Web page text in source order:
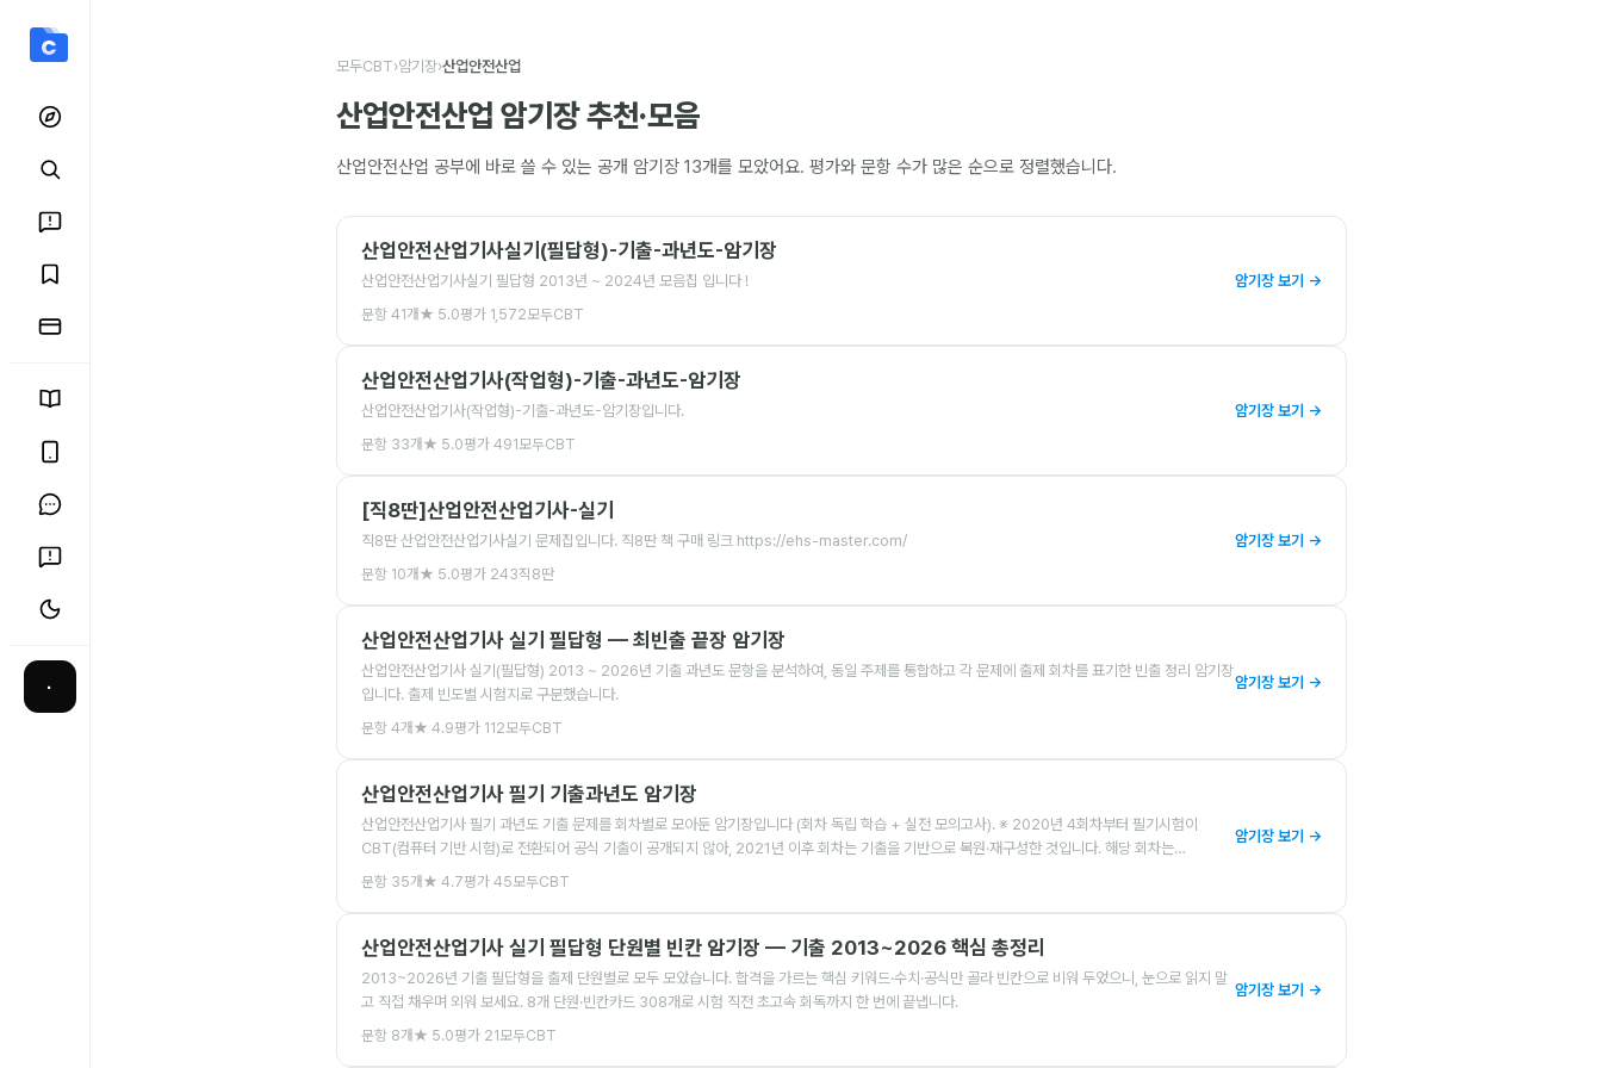
·
산업안전산업 암기장 모음
모두CBT›암기장›산업안전산업
산업안전산업 암기장 추천·모음
산업안전산업 공부에 바로 쓸 수 있는 공개 암기장 13개를 모았어요. 평가와 문항 수가 많은 순으로 정렬했습니다.
산업안전산업기사실기(필답형)-기출-과년도-암기장
산업안전산업기사실기 필답형 2013년 ~ 2024년 모음집 입니다 !
문항 41개 ★ 5.0평가 1,572모두CBT
암기장 보기 →
산업안전산업기사(작업형)-기출-과년도-암기장
산업안전산업기사(작업형)-기출-과년도-암기장입니다.
문항 33개 ★ 5.0평가 491모두CBT
암기장 보기 →
[직8딴]산업안전산업기사-실기
직8딴 산업안전산업기사실기 문제집입니다. 직8딴 책 구매 링크 https://ehs-master.com/
문항 10개 ★ 5.0평가 243직8딴
암기장 보기 →
산업안전산업기사 실기 필답형 — 최빈출 끝장 암기장
산업안전산업기사 실기(필답형) 2013 ~ 2026년 기출 과년도 문항을 분석하여, 동일 주제를 통합하고 각 문제에 출제 회차를 표기한 빈출 정리 암기장
입니다. 출제 빈도별 시험지로 구분했습니다.
문항 4개 ★ 4.9평가 112모두CBT
암기장 보기 →
산업안전산업기사 필기 기출과년도 암기장
산업안전산업기사 필기 과년도 기출 문제를 회차별로 모아둔 암기장입니다 (회차 독립 학습 + 실전 모의고사). ※ 2020년 4회차부터 필기시험이
CBT(컴퓨터 기반 시험)로 전환되어 공식 기출이 공개되지 않아, 2021년 이후 회차는 기출을 기반으로 복원·재구성한 것입니다. 해당 회차는…
문항 35개 ★ 4.7평가 45모두CBT
암기장 보기 →
산업안전산업기사 실기 필답형 단원별 빈칸 암기장 — 기출 2013~2026 핵심 총정리
2013~2026년 기출 필답형을 출제 단원별로 모두 모았습니다. 합격을 가르는 핵심 키워드·수치·공식만 골라 빈칸으로 비워 두었으니, 눈으로 읽지 말
고 직접 채우며 외워 보세요. 8개 단원·빈칸카드 308개로 시험 직전 초고속 회독까지 한 번에 끝냅니다.
문항 8개 ★ 5.0평가 21모두CBT
암기장 보기 →